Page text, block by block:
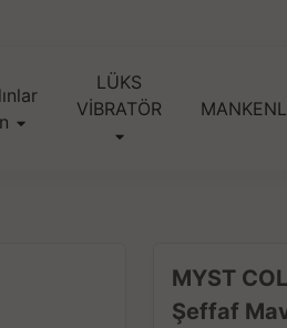
LÜKS
VİBRATÖR
MYST
Şeffaf